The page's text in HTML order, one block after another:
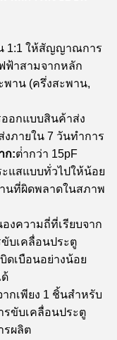
1:1 ให้สัญญาณการ
ฟ้าสามจากหลัก
พาน (ครึ่งสะพาน,
ออกแบบสินค้าส่ง
ภายใน 7 วันทําการ
ก:ต่ํากว่า 15pF
แสแบบทั่วไปให้น้อย
นที่ผิดพลาดในสภาพ
งความถี่ที่เรียบจาก
ขับเคลื่อนประตู
ดเบือนอย่างน้อย
ากเพียง 1 ชิ้นสําหรับ
รขับเคลื่อนประตู
ผลิต